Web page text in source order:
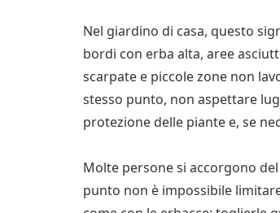
Nel giardino di casa, questo
bordi con erba alta, aree
scarpate e piccole zone non
stesso punto, non aspettare
protezione delle piante e, se
Molte persone si accorgono
punto non è impossibile